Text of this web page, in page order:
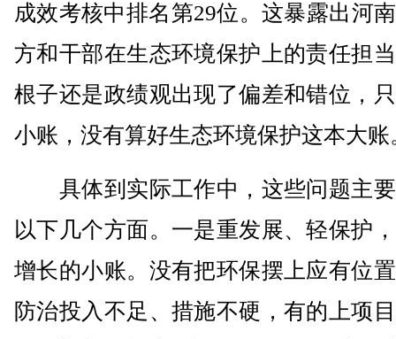
成效考核中排名第29位。这暴露出河
方和干部在生态环境保护上的责任担
根子还是政绩观出现了偏差和错位，
小账，没有算好生态环境保护这本大账
具体到实际工作中，这些问题主
以下几个方面。一是重发展、轻保护
增长的小账。没有把环保摆上应有位
防治投入不足、措施不硬，有的上项